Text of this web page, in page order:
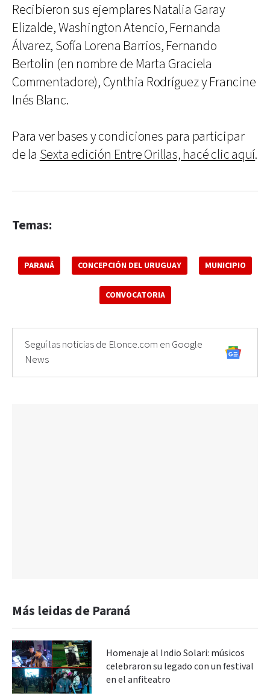
Recibieron sus ejemplares Natalia Garay
Elizalde, Washington Atencio, Fernanda
Álvarez, Sofía Lorena Barrios, Fernando
Bertolin (en nombre de Marta Graciela
Commentadore), Cynthia Rodríguez y Francine
Inés Blanc.
Para ver bases y condiciones para participar
de la Sexta edición Entre Orillas, hacé clic aquí.
Temas:
PARANÁ CONCEPCIÓN DEL URUGUAY MUNICIPIO
CONVOCATORIA
Seguí las noticias de Elonce.com en Google
News
Más leidas de Paraná
Homenaje al Indio Solari: músicos
celebraron su legado con un festival
en el anfiteatro